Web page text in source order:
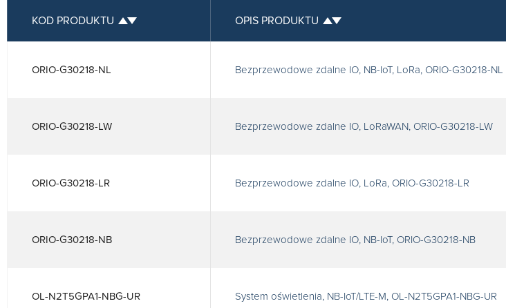
KOD PRODUKTU OPIS PRODUKTU
ORIO-G30218-NL Bezprzewodowe zdalne IO, NB-IoT, LoRa, ORIO-G30218-NL
ORIO-G30218-LW Bezprzewodowe zdalne IO, LoRaWAN, ORIO-G30218-LW
ORIO-G30218-LR Bezprzewodowe zdalne IO, LoRa, ORIO-G30218-LR
ORIO-G30218-NB Bezprzewodowe zdalne IO, NB-IoT, ORIO-G30218-NB
OL-N2T5GPA1-NBG-UR System oświetlenia, NB-IoT/LTE-M, OL-N2T5GPA1-NBG-UR